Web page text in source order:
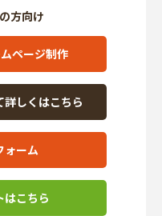
の方向け
ページ制作
しくはこちら
ォーム
はこちら